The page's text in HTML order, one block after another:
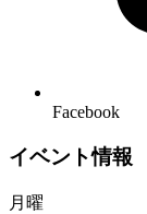
Facebook
イベント情報
月曜